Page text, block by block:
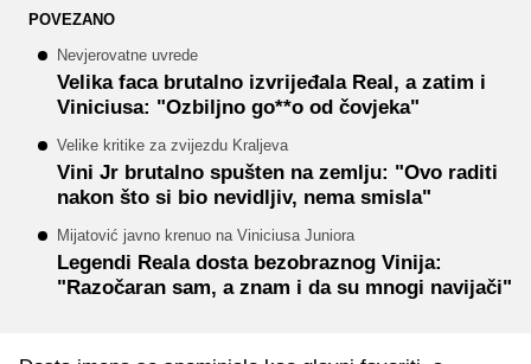
POVEZANO
Nevjerovatne uvrede
Velika faca brutalno izvrijeđala Real, a zatim i
Viniciusa: "Ozbiljno go**o od čovjeka"
Velike kritike za zvijezdu Kraljeva
Vini Jr brutalno spušten na zemlju: "Ovo raditi
nakon što si bio nevidljiv, nema smisla"
Mijatović javno krenuo na Viniciusa Juniora
Legendi Reala dosta bezobraznog Vinija:
"Razočaran sam, a znam i da su mnogi navijači"